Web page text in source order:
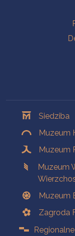
Siedziba
Muzeum
Muzeum
Muzeum
Muzeum
Zagroda